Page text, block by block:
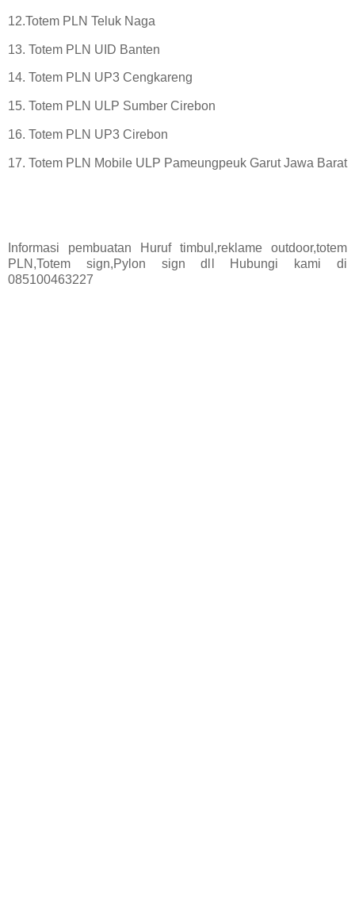
12.Totem PLN Teluk Naga
13. Totem PLN UID Banten
14. Totem PLN UP3 Cengkareng
15. Totem PLN ULP Sumber Cirebon
16. Totem PLN UP3 Cirebon
17. Totem PLN Mobile ULP Pameungpeuk Garut Jawa Barat
Informasi pembuatan Huruf timbul,reklame outdoor,totem
PLN,Totem sign,Pylon sign dll Hubungi kami di
085100463227